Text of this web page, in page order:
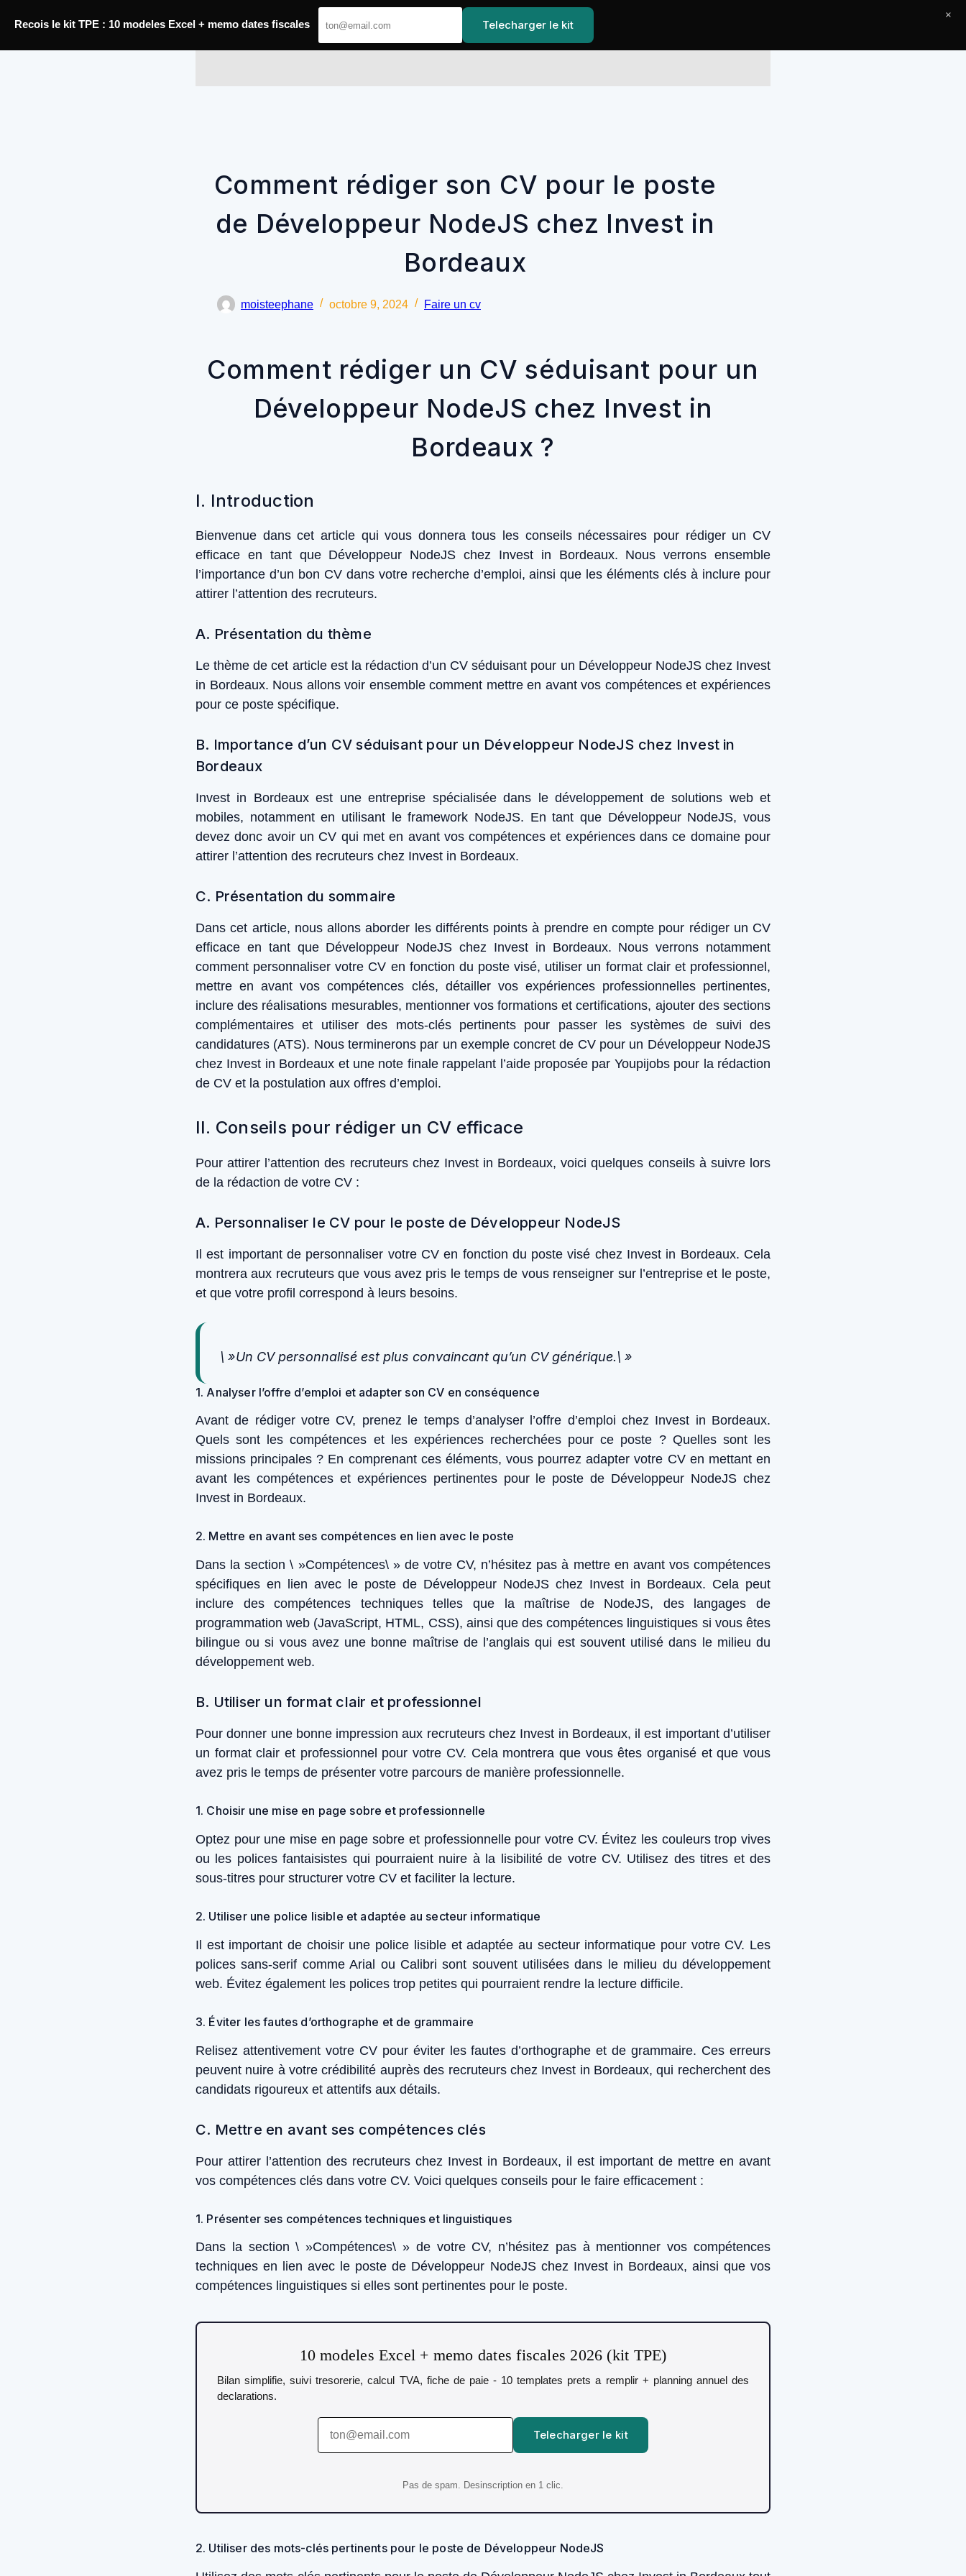
au
Accueil
Comment rédiger son CV pour le poste
de Développeur NodeJS chez Invest in
Bordeaux
moisteephane octobre 9, 2024 Faire un cv
Comment rédiger un CV séduisant pour un
Développeur NodeJS chez Invest in
Bordeaux ?
I. Introduction
Bienvenue dans cet article qui vous donnera tous les conseils nécessaires pour rédiger un CV
efficace en tant que Développeur NodeJS chez Invest in Bordeaux. Nous verrons ensemble
l’importance d’un bon CV dans votre recherche d’emploi, ainsi que les éléments clés à inclure pour
attirer l’attention des recruteurs.
A. Présentation du thème
Le thème de cet article est la rédaction d’un CV séduisant pour un Développeur NodeJS chez Invest
in Bordeaux. Nous allons voir ensemble comment mettre en avant vos compétences et expériences
pour ce poste spécifique.
B. Importance d’un CV séduisant pour un Développeur NodeJS chez Invest in
Bordeaux
Invest in Bordeaux est une entreprise spécialisée dans le développement de solutions web et
mobiles, notamment en utilisant le framework NodeJS. En tant que Développeur NodeJS, vous
devez donc avoir un CV qui met en avant vos compétences et expériences dans ce domaine pour
attirer l’attention des recruteurs chez Invest in Bordeaux.
C. Présentation du sommaire
Dans cet article, nous allons aborder les différents points à prendre en compte pour rédiger un CV
efficace en tant que Développeur NodeJS chez Invest in Bordeaux. Nous verrons notamment
comment personnaliser votre CV en fonction du poste visé, utiliser un format clair et professionnel,
mettre en avant vos compétences clés, détailler vos expériences professionnelles pertinentes,
inclure des réalisations mesurables, mentionner vos formations et certifications, ajouter des sections
complémentaires et utiliser des mots-clés pertinents pour passer les systèmes de suivi des
candidatures (ATS). Nous terminerons par un exemple concret de CV pour un Développeur NodeJS
chez Invest in Bordeaux et une note finale rappelant l’aide proposée par Youpijobs pour la rédaction
de CV et la postulation aux offres d’emploi.
II. Conseils pour rédiger un CV efficace
Pour attirer l’attention des recruteurs chez Invest in Bordeaux, voici quelques conseils à suivre lors
de la rédaction de votre CV :
A. Personnaliser le CV pour le poste de Développeur NodeJS
Il est important de personnaliser votre CV en fonction du poste visé chez Invest in Bordeaux. Cela
montrera aux recruteurs que vous avez pris le temps de vous renseigner sur l’entreprise et le poste,
et que votre profil correspond à leurs besoins.
\ »Un CV personnalisé est plus convaincant qu’un CV générique.\ »
1. Analyser l’offre d’emploi et adapter son CV en conséquence
Avant de rédiger votre CV, prenez le temps d’analyser l’offre d’emploi chez Invest in Bordeaux.
Quels sont les compétences et les expériences recherchées pour ce poste ? Quelles sont les
missions principales ? En comprenant ces éléments, vous pourrez adapter votre CV en mettant en
avant les compétences et expériences pertinentes pour le poste de Développeur NodeJS chez
Invest in Bordeaux.
2. Mettre en avant ses compétences en lien avec le poste
Dans la section \ »Compétences\ » de votre CV, n’hésitez pas à mettre en avant vos compétences
spécifiques en lien avec le poste de Développeur NodeJS chez Invest in Bordeaux. Cela peut
inclure des compétences techniques telles que la maîtrise de NodeJS, des langages de
programmation web (JavaScript, HTML, CSS), ainsi que des compétences linguistiques si vous êtes
bilingue ou si vous avez une bonne maîtrise de l’anglais qui est souvent utilisé dans le milieu du
développement web.
B. Utiliser un format clair et professionnel
Pour donner une bonne impression aux recruteurs chez Invest in Bordeaux, il est important d’utiliser
un format clair et professionnel pour votre CV. Cela montrera que vous êtes organisé et que vous
avez pris le temps de présenter votre parcours de manière professionnelle.
1. Choisir une mise en page sobre et professionnelle
Optez pour une mise en page sobre et professionnelle pour votre CV. Évitez les couleurs trop vives
ou les polices fantaisistes qui pourraient nuire à la lisibilité de votre CV. Utilisez des titres et des
sous-titres pour structurer votre CV et faciliter la lecture.
2. Utiliser une police lisible et adaptée au secteur informatique
Il est important de choisir une police lisible et adaptée au secteur informatique pour votre CV. Les
polices sans-serif comme Arial ou Calibri sont souvent utilisées dans le milieu du développement
web. Évitez également les polices trop petites qui pourraient rendre la lecture difficile.
3. Éviter les fautes d’orthographe et de grammaire
Relisez attentivement votre CV pour éviter les fautes d’orthographe et de grammaire. Ces erreurs
peuvent nuire à votre crédibilité auprès des recruteurs chez Invest in Bordeaux, qui recherchent des
candidats rigoureux et attentifs aux détails.
C. Mettre en avant ses compétences clés
Pour attirer l’attention des recruteurs chez Invest in Bordeaux, il est important de mettre en avant
vos compétences clés dans votre CV. Voici quelques conseils pour le faire efficacement :
1. Présenter ses compétences techniques et linguistiques
Dans la section \ »Compétences\ » de votre CV, n’hésitez pas à mentionner vos compétences
techniques en lien avec le poste de Développeur NodeJS chez Invest in Bordeaux, ainsi que vos
compétences linguistiques si elles sont pertinentes pour le poste.
10 modeles Excel + memo dates fiscales 2026 (kit TPE)
Bilan simplifie, suivi tresorerie, calcul TVA, fiche de paie - 10 templates prets a remplir + planning annuel des
declarations.
Telecharger le kit
Pas de spam. Desinscription en 1 clic.
2. Utiliser des mots-clés pertinents pour le poste de Développeur NodeJS
Recois le kit TPE : 10 modeles Excel + memo dates fiscales Telecharger le kit
×